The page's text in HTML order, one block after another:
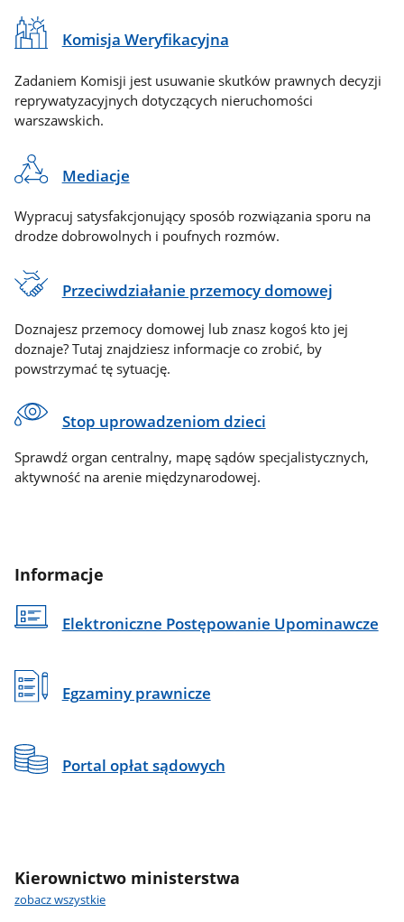
Komisja Weryfikacyjna
Zadaniem Komisji jest usuwanie skutków prawnych decyzji
reprywatyzacyjnych dotyczących nieruchomości
warszawskich.
Mediacje
Wypracuj satysfakcjonujący sposób rozwiązania sporu na
drodze dobrowolnych i poufnych rozmów.
Przeciwdziałanie przemocy domowej
Doznajesz przemocy domowej lub znasz kogoś kto jej
doznaje? Tutaj znajdziesz informacje co zrobić, by
powstrzymać tę sytuację.
Stop uprowadzeniom dzieci
Sprawdź organ centralny, mapę sądów specjalistycznych,
aktywność na arenie międzynarodowej.
Informacje
Elektroniczne Postępowanie Upominawcze
Egzaminy prawnicze
Portal opłat sądowych
Kierownictwo ministerstwa
zobacz wszystkie